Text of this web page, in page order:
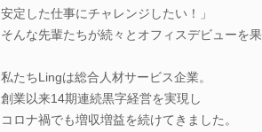
安定した仕事にチャレンジしたい！」
そんな先輩たちが続々とオフィスデビューを
私たちLingは総合人材サービス企業。
創業以来14期連続黒字経営を実現し
コロナ禍でも増収増益を続けてきました。